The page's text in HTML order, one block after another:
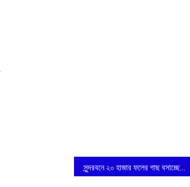
সুন্দরবনে ২০ হাজার ফলের গাছ বসাচ্ছে ভারত সেবাশ্রম সঙ্ঘ